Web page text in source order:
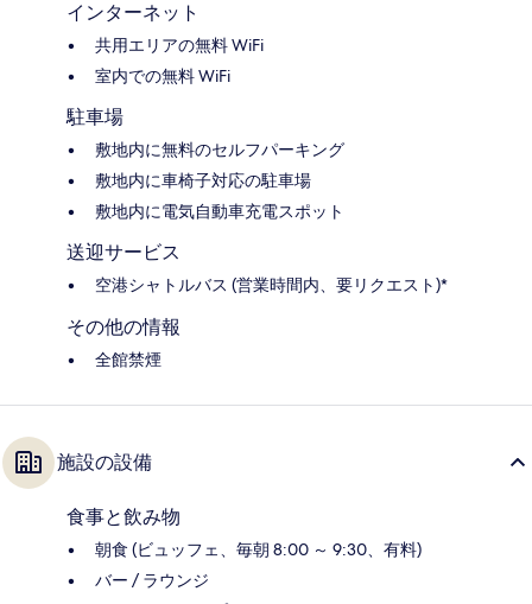
インターネット
共用エリアの無料 WiFi
室内での無料 WiFi
駐車場
敷地内に無料のセルフパーキング
敷地内に車椅子対応の駐車場
敷地内に電気自動車充電スポット
送迎サービス
空港シャトルバス (営業時間内、要リクエスト)*
その他の情報
全館禁煙
施設の設備
食事と飲み物
朝食 (ビュッフェ、毎朝 8:00 ～ 9:30、有料)
バー / ラウンジ